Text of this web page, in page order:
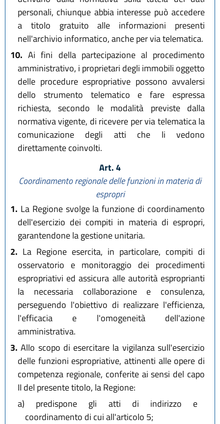
personali, chiunque abbia interesse può accedere
a titolo gratuito alle informazioni presenti
nell'archivio informatico, anche per via telematica.
10. Ai fini della partecipazione al procedimento
amministrativo, i proprietari degli immobili oggetto
delle procedure espropriative possono avvalersi
dello strumento telematico e fare espressa
richiesta, secondo le modalità previste dalla
normativa vigente, di ricevere per via telematica la
comunicazione degli atti che li vedono
direttamente coinvolti.
Art. 4
Coordinamento regionale delle funzioni in materia di
espropri
1. La Regione svolge la funzione di coordinamento
dell'esercizio dei compiti in materia di espropri,
garantendone la gestione unitaria.
2. La Regione esercita, in particolare, compiti di
osservatorio e monitoraggio dei procedimenti
espropriativi ed assicura alle autorità esproprianti
la necessaria collaborazione e consulenza,
perseguendo l'obiettivo di realizzare l'efficienza,
l'efficacia e l'omogeneità dell'azione
amministrativa.
3. Allo scopo di esercitare la vigilanza sull'esercizio
delle funzioni espropriative, attinenti alle opere di
competenza regionale, conferite ai sensi del capo
II del presente titolo, la Regione:
a) predispone gli atti di indirizzo e
coordinamento di cui all'articolo 5;